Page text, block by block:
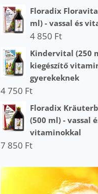
Floradix
ml) - vassal és
4 850 Ft
Kindervital (250
kiegészítő
gyerekeknek
4 750 Ft
Floradix
(500 ml) - vassal
vitaminokkal
7 850 Ft